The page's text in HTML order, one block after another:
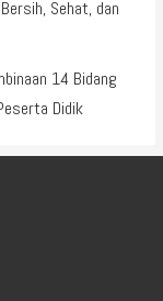
Sehat, dan
14 Bidang
Didik